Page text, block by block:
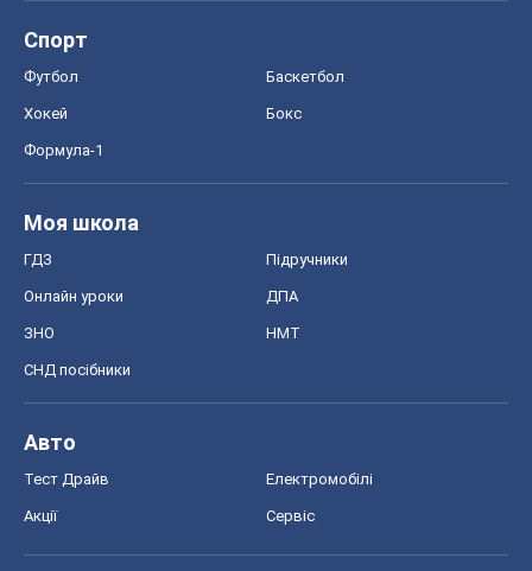
Спорт
Футбол Баскетбол
Хокей Бокс
Формула-1
Моя школа
ГДЗ Підручники
Онлайн уроки ДПА
ЗНО НМТ
СНД посібники
Авто
Тест Драйв Електромобілі
Акції Сервіс